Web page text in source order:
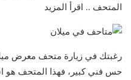
المتحف .. اقرأ المزيد
رغبتك في زيارة متحف معرض
حس فني كبير، فهذا المتحف